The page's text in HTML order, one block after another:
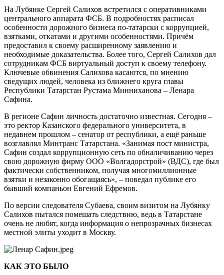
На Лубянке Сергей Салихов встретился с оперативниками
центрального аппарата ФСБ. В подробностях расписал
особенности дорожного бизнеса по-татарски с коррупцией,
взятками, откатами и другими особенностями. Причём
предоставил к своему расширенному заявлению и
необходимые доказательства. Более того, Сергей Салихов дал
сотрудникам ФСБ виртуальный доступ к своему телефону.
Ключевые обвинения Салихова касаются, по мнению
сведущих людей, человека из ближнего круга главы
Республики Татарстан Рустама Минниханова – Ленара
Сафина.
В регионе Сафин личность достаточно известная. Сегодня –
это ректор Казанского федерального университета, в
недавнем прошлом – сенатор от республики, а ещё раньше
возглавлял Минтранс Татарстана. «Занимая пост министра,
Сафин создал коррупционную сеть по обналичиванию через
свою дорожную фирму ООО «Волгадорстрой» (ВДС), где был
фактически собственником, получая многомиллионные
взятки и незаконно обогащаясь», – поведал публике его
бывший компаньон Евгений Ефремов.
По версии следователя Субаева, своим визитом на Лубянку
Салихов пытался помешать следствию, ведь в Татарстане
очень не любят, когда информация о непрозрачных бизнесах
местной элиты уходит в Москву.
КАК ЭТО БЫЛО